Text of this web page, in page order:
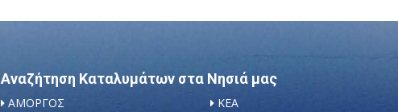
Αναζήτηση Καταλυμάτων στα Νησιά μας
ΑΜΟΡΓΟΣ
ΚΕΑ